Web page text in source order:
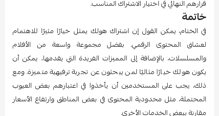
قرارهم النهائي في اختيار الاشتراك المناسب.
خاتمة
في الختام، يمكن القول إن اشتراك هولك يمثل خيارًا مثيرًا للاهتمام
لعشاق المحتوى الرقمي. بفضل مجموعة واسعة من الأفلام
والمسلسلات، بالإضافة إلى المميزات الفريدة التي يقدمها، يمكن أن
يكون هولك خيارًا مثاليًا لمن يبحثون عن تجربة ترفيهية متميزة. ومع
ذلك، يجب على المستخدمين أن يأخذوا في اعتبارهم بعض العيوب
المحتملة، مثل محدودية المحتوى في بعض المناطق وارتفاع الأسعار
مقارنة ببعض الخدمات الأخرى.